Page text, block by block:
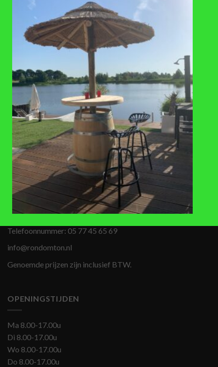
INHOUD (LITER) 300
MATERIAAL Eiken hout – gebruikt
onbehandeld
KLEUR HOUT onbehandeld
UITVOERING met kraan, met trapje, met zitting
LEVERTIJD op voorraad, 3-5 werkdagen
BEZOEKADRES
Apeldoornseweg 69
6731 SB Otterlo
Telefoonnummer: 05 77 45 65 69
info@rondomton.nl
Genoemde prijzen zijn inclusief BTW.
OPENINGSTIJDEN
Ma 8.00-17.00u
Di 8.00-17.00u
Wo 8.00-17.00u
Do 8.00-17.00u